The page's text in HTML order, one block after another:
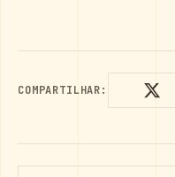
COMPARTILHAR: